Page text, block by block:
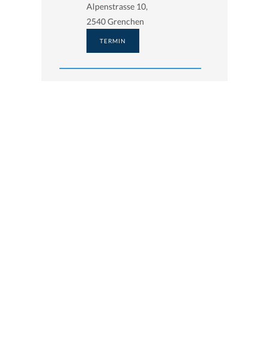
Alpenstrasse 10,
2540 Grenchen
TERMIN